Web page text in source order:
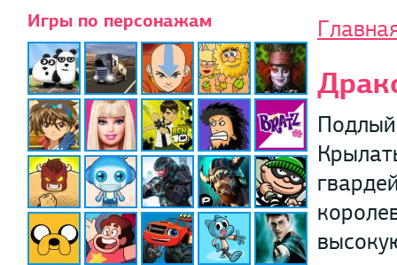
Игры по персонажам